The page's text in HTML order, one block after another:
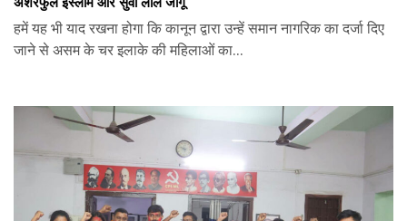
हमें यह भी याद रखना होगा कि कानून द्वारा उन्हें समान नागरिक का दर्जा दिए
जाने से असम के चर इलाके की महिलाओं का...